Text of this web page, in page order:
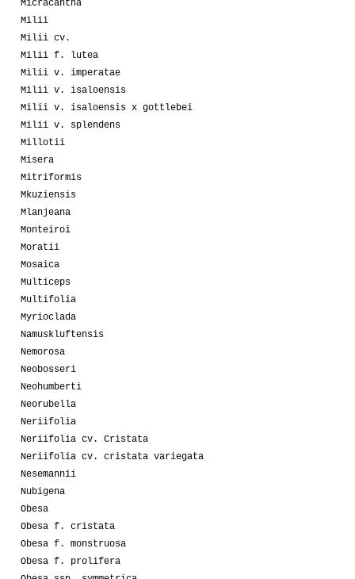
Micracantha
Milii
Milii cv.
Milii f. lutea
Milii v. imperatae
Milii v. isaloensis
Milii v. isaloensis x gottlebei
Milii v. splendens
Millotii
Misera
Mitriformis
Mkuziensis
Mlanjeana
Monteiroi
Moratii
Mosaica
Multiceps
Multifolia
Myrioclada
Namuskluftensis
Nemorosa
Neobosseri
Neohumberti
Neorubella
Neriifolia
Neriifolia cv. Cristata
Neriifolia cv. cristata variegata
Nesemannii
Nubigena
Obesa
Obesa f. cristata
Obesa f. monstruosa
Obesa f. prolifera